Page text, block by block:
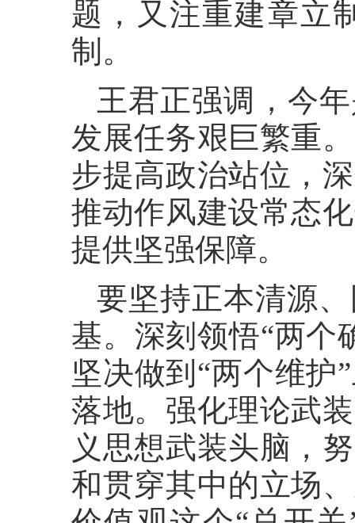
题，又注重建章立
制。
王君正强调，今
发展任务艰巨繁重
步提高政治站位，
推动作风建设常态
提供坚强保障。
要坚持正本清源
基。深刻领悟“两个
坚决做到“两个维护
落地。强化理论武
义思想武装头脑，
和贯穿其中的立场